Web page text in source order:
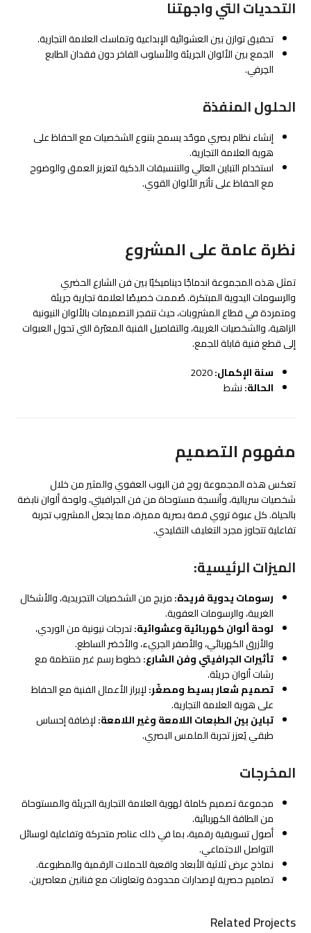
التحديات التي واجهتنا
تحقيق توازن بين العشوائية الإبداعية وتماسك العلامة التجارية.
الجمع بين الألوان الجريئة والأسلوب الفاخر دون فقدان الطابع
الحِرفي.
الحلول المنفذة
إنشاء نظام بصري موحّد يسمح بتنوع الشخصيات مع الحفاظ على
هوية العلامة التجارية.
استخدام التباين العالي والتنسيقات الذكية لتعزيز العمق والوضوح
مع الحفاظ على تأثير الألوان القوي.
نظرة عامة على المشروع
تمثل هذه المجموعة اندماجًا ديناميكيًا بين فن الشارع الحضري
والرسومات اليدوية المبتكرة. صُممت خصيصًا لعلامة تجارية جريئة
ومتمردة في قطاع المشروبات، حيث تنفجر التصميمات بالألوان النيونية
الزاهية، والشخصيات الغريبة، والتفاصيل الفنية المعبّرة التي تحول العبوات
إلى قطع فنية قابلة للجمع.
سنة الإكمال:2020
الحالة:نشط
مفهوم التصميم
تعكس هذه المجموعة روح فن البوب العفوي والمثير من خلال
شخصيات سريالية، وأنسجة مستوحاة من فن الجرافيتي، ولوحة ألوان نابضة
بالحياة. كل عبوة تروي قصة بصرية مميزة، مما يجعل المشروب تجربة
تفاعلية تتجاوز مجرد التغليف التقليدي.
الميزات الرئيسية:
رسومات يدوية فريدة:مزيج من الشخصيات التجريدية، والأشكال
الغريبة، والرسومات العفوية.
لوحة ألوان كهربائية وعشوائية:تدرجات نيونية من الوردي،
والأزرق الكهربائي، والأصفر الجريء، والأخضر الساطع.
تأثيرات الجرافيتي وفن الشارع:خطوط رسم غير منتظمة مع
رشات ألوان جريئة.
تصميم شعار بسيط ومصغّر:لإبراز الأعمال الفنية مع الحفاظ
على هوية العلامة التجارية.
تباين بين الطبعات اللامعة وغير اللامعة:لإضافة إحساس
طبقي يُعزز تجربة الملمس البصري.
المخرجات
مجموعة تصميم كاملة لهوية العلامة التجارية الجريئة والمستوحاة
من الطاقة الكهربائية.
أصول تسويقية رقمية، بما في ذلك عناصر متحركة وتفاعلية لوسائل
التواصل الاجتماعي.
نماذج عرض ثلاثية الأبعاد واقعية للحملات الرقمية والمطبوعة.
تصاميم حصرية لإصدارات محدودة وتعاونات مع فنانين معاصرين.
Related Projects